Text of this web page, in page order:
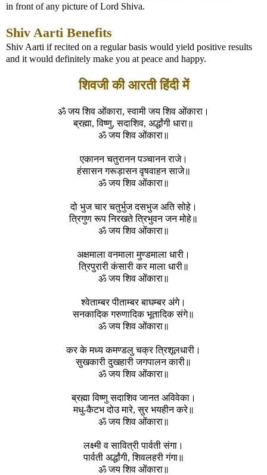
in front of any picture of Lord Shiva.
Shiv Aarti Benefits
Shiv Aarti if recited on a regular basis would yield positive results
and it would definitely make you at peace and happy.
शिवजी की आरती हिंदी में
ॐ जय शिव ओंकारा, स्वामी जय शिव ओंकारा।
ब्रह्मा, विष्णु, सदाशिव, अर्द्धांगी धारा॥
ॐ जय शिव ओंकारा॥
एकानन चतुरानन पञ्चानन राजे।
हंसासन गरूड़ासन वृषवाहन साजे॥
ॐ जय शिव ओंकारा॥
दो भुज चार चतुर्भुज दसभुज अति सोहे।
त्रिगुण रूप निरखते त्रिभुवन जन मोहे॥
ॐ जय शिव ओंकारा॥
अक्षमाला वनमाला मुण्डमाला धारी।
त्रिपुरारी कंसारी कर माला धारी॥
ॐ जय शिव ओंकारा॥
श्वेताम्बर पीताम्बर बाघम्बर अंगे।
सनकादिक गरुणादिक भूतादिक संगे॥
ॐ जय शिव ओंकारा॥
कर के मध्य कमण्डलु चक्र त्रिशूलधारी।
सुखकारी दुखहारी जगपालन कारी॥
ॐ जय शिव ओंकारा॥
ब्रह्मा विष्णु सदाशिव जानत अविवेका।
मधु-कैटभ दो‌उ मारे, सुर भयहीन करे॥
ॐ जय शिव ओंकारा॥
लक्ष्मी व सावित्री पार्वती संगा।
पार्वती अर्द्धांगी, शिवलहरी गंगा॥
ॐ जय शिव ओंकारा॥